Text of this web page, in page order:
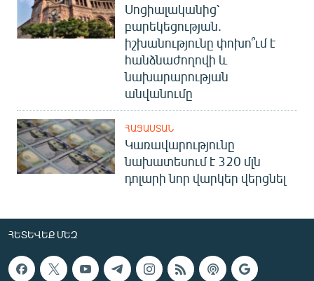
Սոցիալականից՝
բարեկեցության.
իշխանությունը փոխո՞ւմ է
հանձնաժողովի և
նախարարության
անվանումը
ՀԱՅԱՍՏԱՆ
Կառավարությունը
նախատեսում է 320 մլն
դոլարի նոր վարկեր վերցնել
ՀԵՏԵՎԵՔ ՄԵԶ